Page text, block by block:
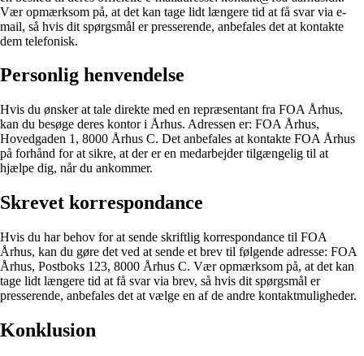
Vær opmærksom på, at det kan tage lidt længere tid at få svar via e-
mail, så hvis dit spørgsmål er presserende, anbefales det at kontakte
dem telefonisk.
Personlig henvendelse
Hvis du ønsker at tale direkte med en repræsentant fra FOA Århus,
kan du besøge deres kontor i Århus. Adressen er: FOA Århus,
Hovedgaden 1, 8000 Århus C. Det anbefales at kontakte FOA Århus
på forhånd for at sikre, at der er en medarbejder tilgængelig til at
hjælpe dig, når du ankommer.
Skrevet korrespondance
Hvis du har behov for at sende skriftlig korrespondance til FOA
Århus, kan du gøre det ved at sende et brev til følgende adresse: FOA
Århus, Postboks 123, 8000 Århus C. Vær opmærksom på, at det kan
tage lidt længere tid at få svar via brev, så hvis dit spørgsmål er
presserende, anbefales det at vælge en af de andre kontaktmuligheder.
Konklusion